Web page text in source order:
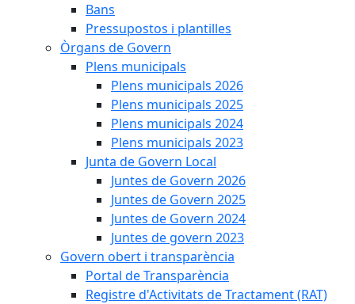
Bans
Pressupostos i plantilles
Òrgans de Govern
Plens municipals
Plens municipals 2026
Plens municipals 2025
Plens municipals 2024
Plens municipals 2023
Junta de Govern Local
Juntes de Govern 2026
Juntes de Govern 2025
Juntes de Govern 2024
Juntes de govern 2023
Govern obert i transparència
Portal de Transparència
Registre d'Activitats de Tractament (RAT)